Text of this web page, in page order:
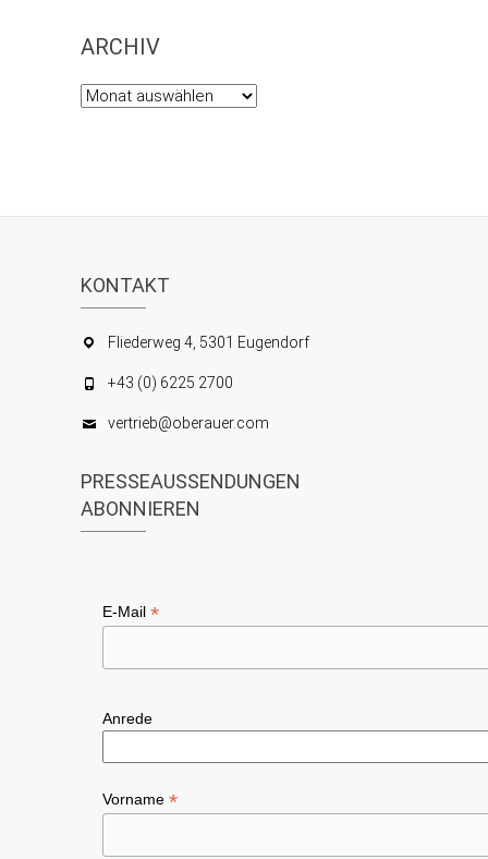
ARCHIV
Archiv
KONTAKT
Fliederweg 4, 5301 Eugendorf
+43 (0) 6225 2700
vertrieb@oberauer.com
PRESSEAUSSENDUNGEN
ABONNIEREN
E-Mail *
Anrede
Vorname *